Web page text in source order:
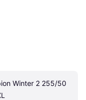
Winter 2 255/50